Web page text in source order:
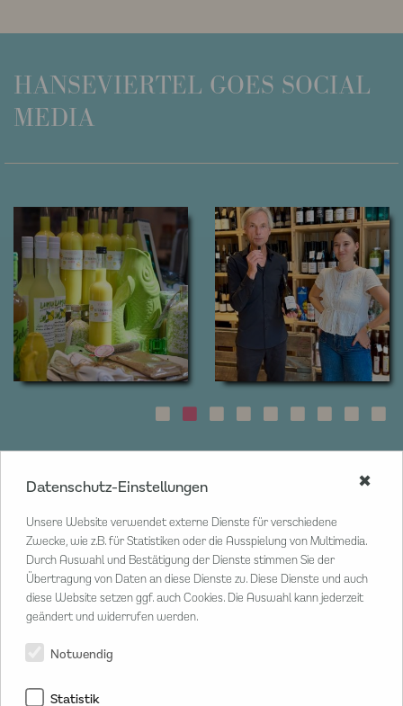
HANSEVIERTEL GOES SOCIAL
MEDIA
CENTER MANAGEMENT
Poststraße 33
20354 Hamburg
040 80 802 02 20
info@hanseviertel.de
Center Manager
Datenschutz-Einstellungen
Unsere Website verwendet externe Dienste für verschiedene
Zwecke, wie z.B. für Statistiken oder die Ausspielung von Multimedia.
Durch Auswahl und Bestätigung der Dienste stimmen Sie der
Übertragung von Daten an diese Dienste zu. Diese Dienste und auch
diese Website setzen ggf. auch Cookies. Die Auswahl kann jederzeit
geändert und widerrufen werden.
Notwendig
Statistik
✖